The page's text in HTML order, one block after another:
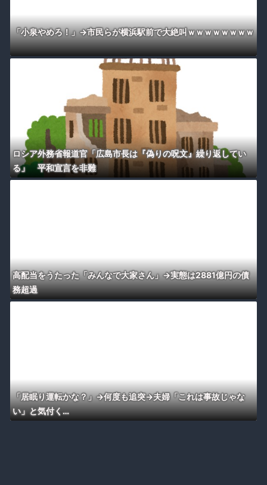
「小泉やめろ！」→市民らが横浜駅前で大絶叫ｗｗｗｗｗｗｗｗ
ロシア外務省報道官「広島市長は『偽りの呪文』繰り返してい
る」 平和宣言を非難
高配当をうたった「みんなで大家さん」→実態は2881億円の債
務超過
「居眠り運転かな？」→何度も追突→夫婦「これは事故じゃな
い」と気付く…